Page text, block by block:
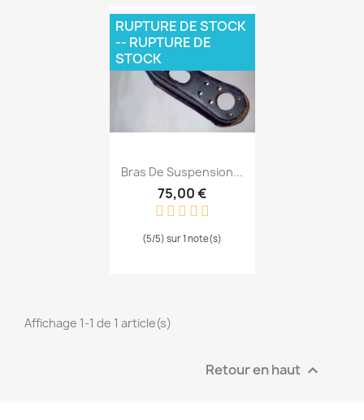
 Aperçu rapide
Bras De Suspension...
75,00 €
(5/5) sur 1 note(s)
RUPTURE DE STOCK
-- RUPTURE DE
STOCK
Affichage 1-1 de 1 article(s)
Retour en haut 